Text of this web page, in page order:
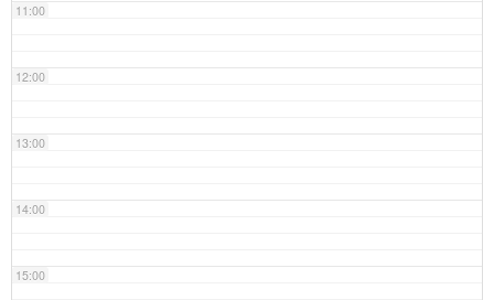
11:00
12:00
13:00
14:00
15:00